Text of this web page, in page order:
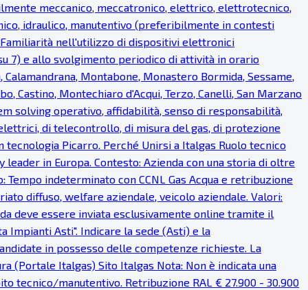
meccanico, meccatronico, elettrico, elettrotecnico,
idraulico, manutentivo (preferibilmente in contesti
nell'utilizzo di dispositivi elettronici
7) e allo svolgimento periodico di attività in orario
Montabone, Monastero Bormida, Sessame,
Castino, Montechiaro d'Acqui, Terzo, Canelli, San Marzano
solving operativo, affidabilità, senso di responsabilità,
di telecontrollo, di misura del gas, di protezione
Picarro. Perché Unirsi a Italgas Ruolo tecnico
in Europa. Contesto: Azienda con una storia di oltre
indeterminato con CCNL Gas Acqua e retribuzione
diffuso, welfare aziendale, veicolo aziendale. Valori:
deve essere inviata esclusivamente online tramite il
Asti". Indicare la sede (Asti) e la
in possesso delle competenze richieste. La
(Portale Italgas) Sito Italgas Nota: Non è indicata una
tecnico/manutentivo. Retribuzione RAL € 27.900 - 30.900